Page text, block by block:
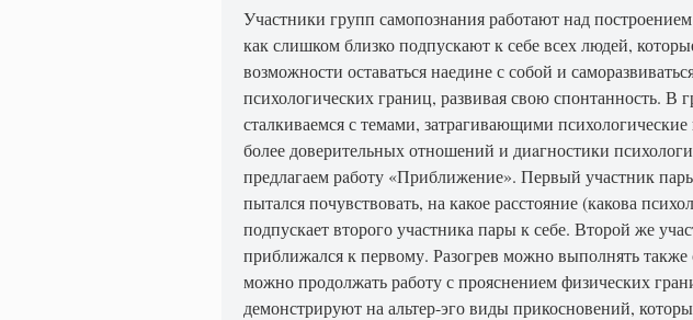
Участники групп самопознания работают над
как слишком близко подпускают к себе всех людей,
возможности оставаться наедине с собой и
психологических границ, развивая свою спонтанность. В
сталкиваемся с темами, затрагивающими
более доверительных отношений и диaгностики
предлагаем рaботу «Приближение». Первый участник
пытался почувствовать, на какое расстояние (какова
подпускает второго участника пары к себе. Второй же
приближался к первому. Разогрев можно выполнять
можно продолжать работу с прояснением физических
демонстрируют на альтер-эго виды прикосновений,